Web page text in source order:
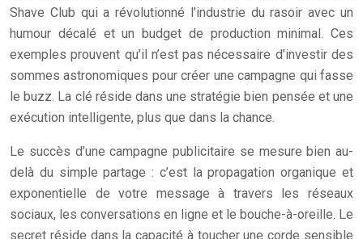
Shave Club qui a révolutionné l’industrie du rasoir avec un
humour décalé et un budget de production minimal. Ces
exemples prouvent qu’il n’est pas nécessaire d’investir des
sommes astronomiques pour créer une campagne qui fasse
le buzz. La clé réside dans une stratégie bien pensée et une
exécution intelligente, plus que dans la chance.
Le succès d’une campagne publicitaire se mesure bien au-
delà du simple partage : c’est la propagation organique et
exponentielle de votre message à travers les réseaux
sociaux, les conversations en ligne et le bouche-à-oreille. Le
secret réside dans la capacité à toucher une corde sensible